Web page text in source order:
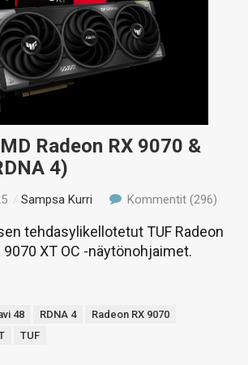
Radeon RX 9070 &
4)
/Sampsa Kurri Kommentit (296)
tehdasylikellotetut TUF Radeon
9070 XT OC -näytönohjaimet.
48 RDNA 4
Radeon RX 9070
TUF